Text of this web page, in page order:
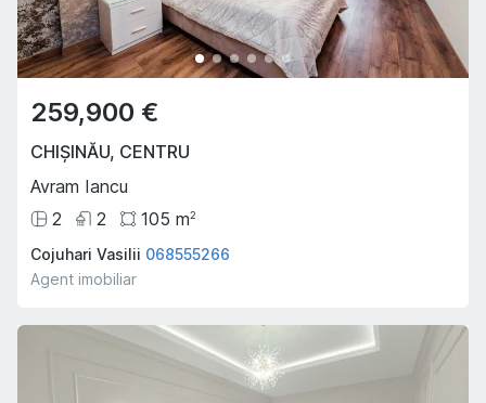
259,900 €
CHIȘINĂU, CENTRU
Avram Iancu
2
2 105 m2
Cojuhari Vasilii 068555266
Agent imobiliar